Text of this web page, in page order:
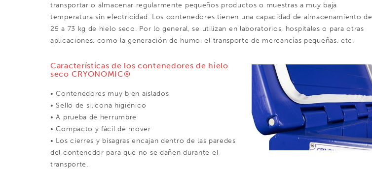
transportar o almacenar regularmente pequeños productos o muestras a muy baja
temperatura sin electricidad. Los contenedores tienen una capacidad de almacenamiento de
25 a 73 kg de hielo seco. Por lo general, se utilizan en laboratorios, hospitales o para otras
aplicaciones, como la generación de humo, el transporte de mercancías pequeñas, etc.
Características de los contenedores de hielo
seco CRYONOMIC®
• Contenedores muy bien aislados
• Sello de silicona higiénico
• A prueba de herrumbre
• Compacto y fácil de mover
• Los cierres y bisagras encajan dentro de las paredes
del contenedor para que no se dañen durante el
transporte.